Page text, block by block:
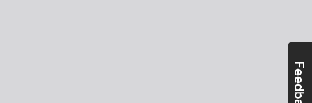
Feedback